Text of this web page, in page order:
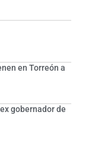
en Torreón a
gobernador de